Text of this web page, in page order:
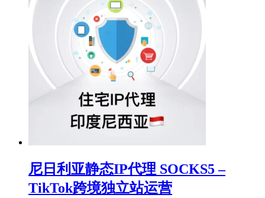
尼日利亚静态IP代理 SOCKS5 –
TikTok跨境独立站运营